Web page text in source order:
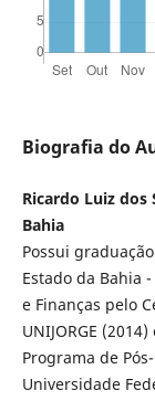
Biografia do
Ricardo Luiz dos
Bahia
Possui
Estado da Bahia
e Finanças pelo
UNIJORGE
Programa de
Universidade